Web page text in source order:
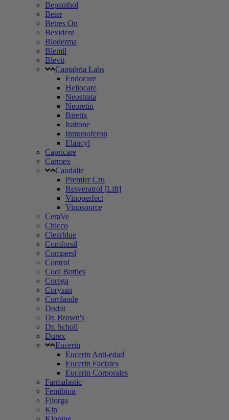
Bepanthol
Beter
Betres On
Bexident
Bioderma
Blemil
Blevit
Cantabria Labs
Endocare
Heliocare
Neostrata
Neoretin
Biretix
Iraltone
Inmunoferon
Elancyl
Capricare
Carmex
Caudalie
Premier Cru
Resveratrol [Lift]
Vinoperfect
Vinosource
CeraVe
Chicco
Clearblue
Comforsil
Compeed
Control
Cool Bottles
Corega
Corysan
Cumlaude
Dodot
Dr. Brown's
Dr. Scholl
Durex
Eucerin
Eucerin Anti-edad
Eucerin Faciales
Eucerin Corporales
Farmalastic
Femibion
Filorga
Kin